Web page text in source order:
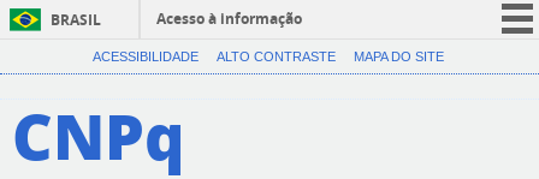
BRASIL
Acesso à informação
CORONAVÍRUS (COVID-19)
ACESSIBILIDADE ALTO CONTRASTE MAPA DO SITE
CNPq